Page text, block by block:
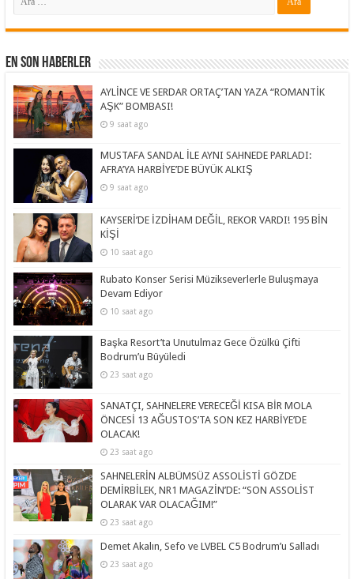
En Son Haberler
AYLİNCE VE SERDAR ORTAÇ’TAN YAZA “ROMANTİK
AŞK” BOMBASI!
9 saat ago
MUSTAFA SANDAL İLE AYNI SAHNEDE PARLADI:
AFRA’YA HARBİYE’DE BÜYÜK ALKIŞ
9 saat ago
KAYSERİ’DE İZDİHAM DEĞİL, REKOR VARDI! 195 BİN
KİŞİ
10 saat ago
Rubato Konser Serisi Müzikseverlerle Buluşmaya
Devam Ediyor
10 saat ago
Başka Resort’ta Unutulmaz Gece Özülkü Çifti
Bodrum’u Büyüledi
23 saat ago
SANATÇI, SAHNELERE VERECEĞİ KISA BİR MOLA
ÖNCESİ 13 AĞUSTOS’TA SON KEZ HARBİYE’DE
OLACAK!
23 saat ago
SAHNELERİN ALBÜMSÜZ ASSOLİSTİ GÖZDE
DEMİRBİLEK, NR1 MAGAZİN’DE: “SON ASSOLİST
OLARAK VAR OLACAĞIM!”
23 saat ago
Demet Akalın, Sefo ve LVBEL C5 Bodrum’u Salladı
23 saat ago